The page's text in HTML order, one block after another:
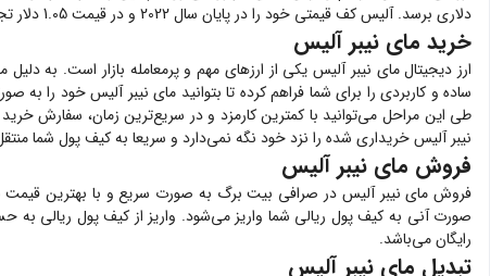
دلاری برسد. آلیس کف قیمتی خود را در پایان سال 2022 و در قیمت 1.05 دلار تجربه کرد.
خرید مای نیبر آلیس
ارز دیجیتالمای نیبر آلیس یکی از ارزهای مهم و پرمعامله بازار است. به
ساده و کاربردی را برای شما فراهم کرده تا بتوانید مای نیبر آلیسخود را به
طی این مراحل می‌توانید با کمترین کارمزد و در سریع‌ترین زمان، سفارش خرید
نیبر آلیسخریداری شده را نزد خود نگه نمی‌دارد و سریعا به کیف پول شما
فروش مای نیبر آلیس
فروش مای نیبر آلیس در صرافی بیت برگ به صورت سریع و با بهترین
صورت آنی به کیف پول ریالی شما واریز می‌شود. واریز از کیف پول ریالی به
رایگان می‌باشد.
تبدیل مای نیبر آلیس